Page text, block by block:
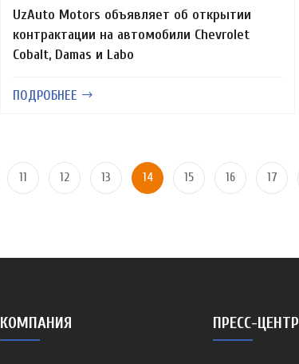
UzAuto Motors объявляет об открытии
контрактации на автомобили Chevrolet
Cobalt, Damas и Labo
ПОДРОБНЕЕ
11 12 13 14 15 16 17
КОМПАНИЯ ПРЕСС-ЦЕНТР